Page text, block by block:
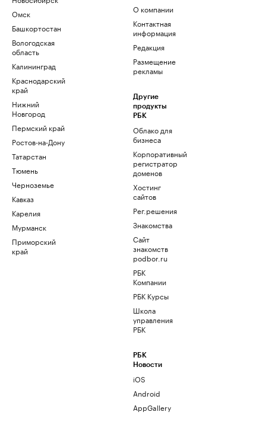
Омск
Башкортостан
Вологодская
область
Калининград
Краснодарский
край
Нижний
Новгород
Пермский край
Ростов-на-Дону
Татарстан
Тюмень
Черноземье
Кавказ
Карелия
Мурманск
Приморский
край
О компании
Контактная
информация
Редакция
Размещение
рекламы
Другие
продукты
РБК
Облако для
бизнеса
Корпоративный
регистратор
доменов
Хостинг
сайтов
Рег.решения
Знакомства
Сайт
знакомств
podbor.ru
РБК
Компании
РБК Курсы
Школа
управления
РБК
РБК
Новости
iOS
Android
AppGallery